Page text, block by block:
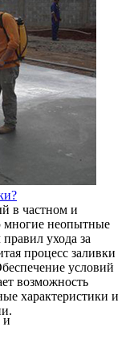
в частном и
многие неопытные
ухода за
процесс заливки
условий
возможность
характеристики и
и